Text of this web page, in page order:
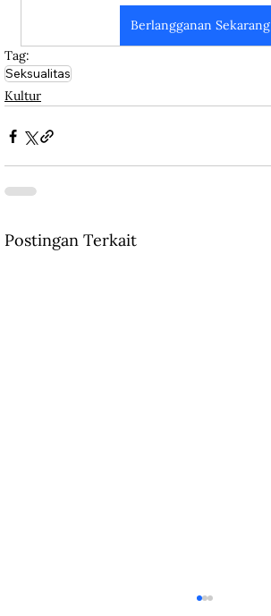
Berlangganan Sekarang
Tag:
Seksualitas
Kultur
Postingan Terkait